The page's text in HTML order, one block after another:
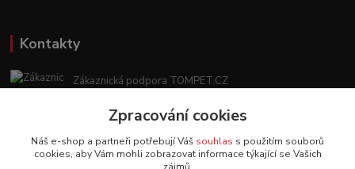
Kontakty
Zákaznická podpora TOMPET.CZ
(Po-Ne, 8-20 hod.)
obchod@tompet.cz
Zpracování cookies
Náš e-shop a partneři potřebují Váš souhlas s použitím souborů
cookies, aby Vám mohli zobrazovat informace týkající se Vašich